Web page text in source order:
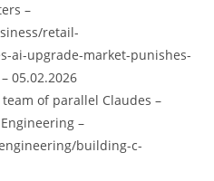
–
retail-
ai-upgrade-market-punishes-
05.02.2026
of parallel Claudes –
–
building-c-